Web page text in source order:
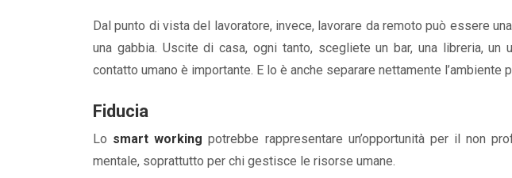
Dal punto di vista del lavoratore, invece, lavorare da remoto può essere
una gabbia. Uscite di casa, ogni tanto, scegliete un bar, una libreria, un
contatto umano è importante. E lo è anche separare nettamente l’ambiente
Fiducia
Lo smart working potrebbe rappresentare un’opportunità per il non
mentale, soprattutto per chi gestisce le risorse umane.